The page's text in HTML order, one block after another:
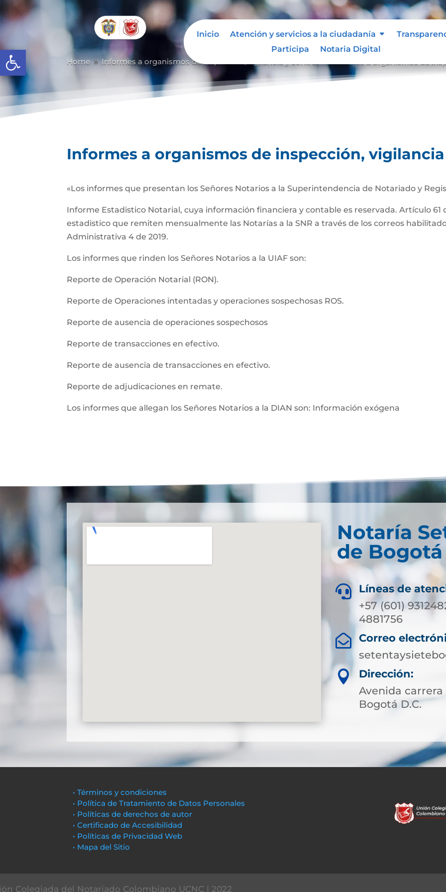
Abrir barra de herramientas
Inicio Atención y servicios a la ciudadanía
Participa
Notaria Digital
Home 9 Informes a organismos de inspección, vigilancia y control Informes a organismos de
Informes a organismos de inspección,
«Los informes que presentan los Señores Notarios a la Superintendencia de Notariado y
Informe Estadistico Notarial, cuya información financiera y contable es reservada. Artículo 61
estadistico que remiten mensualmente las Notarías a la SNR a través de los correos
Administrativa 4 de 2019.
Los informes que rinden los Señores Notarios a la UIAF son:
Reporte de Operación Notarial (RON).
Reporte de Operaciones intentadas y operaciones sospechosas ROS.
Reporte de ausencia de operaciones sospechosos
Reporte de transacciones en efectivo.
Reporte de ausencia de transacciones en efectivo.
Reporte de adjudicaciones en remate.
Los informes que allegan los Señores Notarios a la DIAN son: Información exógena
Notaría
de Bogotá

Líneas de
+57 (601)
4881756

Correo

Dirección:
Avenida carrera
Bogotá D.C.
• Términos y condiciones
• Política de Tratamiento de Datos Personales
• Políticas de derechos de autor
• Certificado de Accesibilidad
• Políticas de Privacidad Web
• Mapa del Sitio
Colegiada del Notariado Colombiano UCNC | 2022